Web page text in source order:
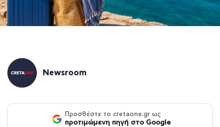
Newsroom
Προσθέστε το cretaone.gr ως
προτιμώμενη πηγή στο Google